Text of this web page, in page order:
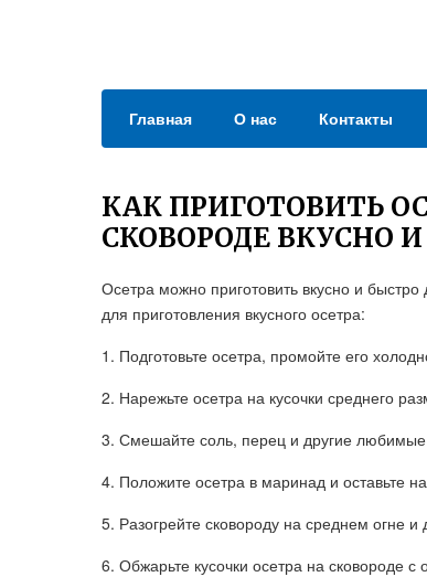
Главная О нас Контакты
КАК ПРИГОТОВИТЬ
СКОВОРОДЕ ВКУСНО
Осетра можно приготовить вкусно и
для приготовления вкусного осетра:
1. Подготовьте осетра, промойте его
2. Нарежьте осетра на кусочки среднего
3. Смешайте соль, перец и другие
4. Положите осетра в маринад и оставьте
5. Разогрейте сковороду на среднем огне и
6. Обжарьте кусочки осетра на сковороде